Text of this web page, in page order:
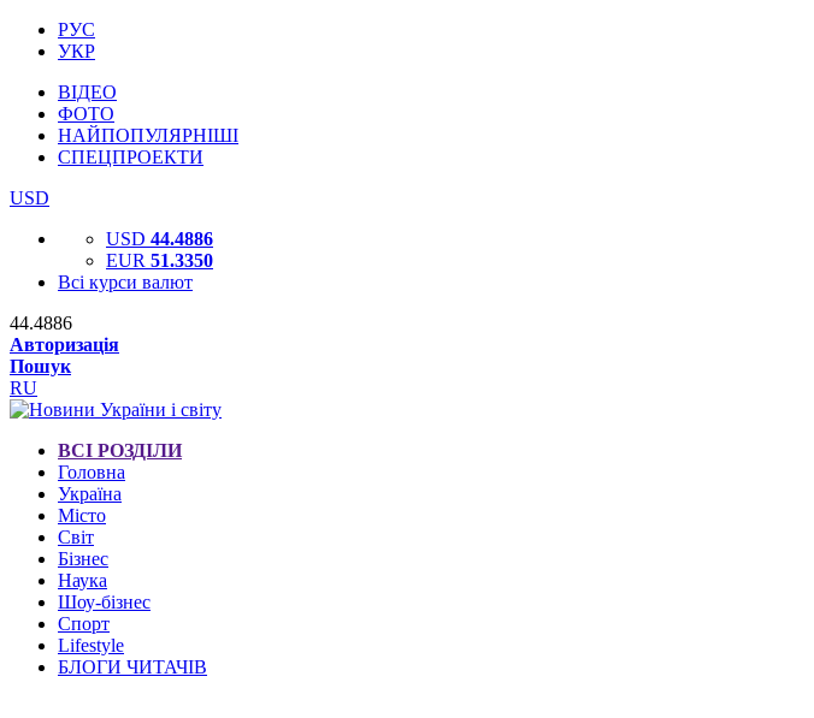
РУС
УКР
ВІДЕО
ФОТО
НАЙПОПУЛЯРНІШІ
СПЕЦПРОЕКТИ
USD
USD 44.4886
EUR 51.3350
Всі курси валют
44.4886
Авторизація
Пошук
RU
ВСІ РОЗДІЛИ
Головна
Україна
Місто
Світ
Бізнес
Наука
Шоу-бізнес
Спорт
Lifestyle
БЛОГИ ЧИТАЧІВ